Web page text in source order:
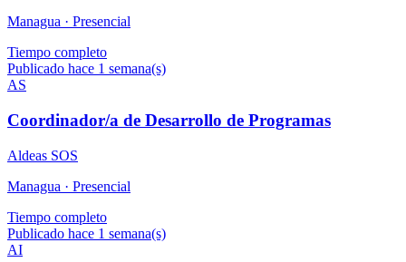
Managua · Presencial
Tiempo completo
Publicado hace 1 semana(s)
AS
Coordinador/a de Desarrollo de Programas
Aldeas SOS
Managua · Presencial
Tiempo completo
Publicado hace 1 semana(s)
AI